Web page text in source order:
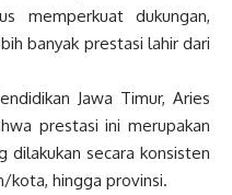
memperkuat dukungan,
banyak prestasi lahir dari
Jawa Timur, Aries
prestasi ini merupakan
dilakukan secara konsisten
kota, hingga provinsi.